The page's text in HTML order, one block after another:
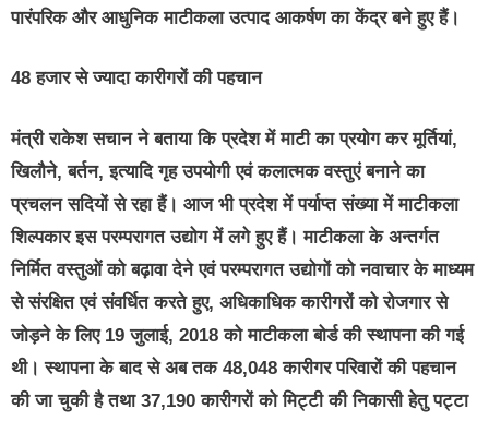
पारंपरिक और आधुनिक माटीकला उत्पाद आकर्षण का केंद्र बने हुए हैं।
48 हजार से ज्यादा कारीगरों की पहचान
मंत्री राकेश सचान ने बताया कि प्रदेश में माटी का प्रयोग कर मूर्तियां,
खिलौने, बर्तन, इत्यादि गृह उपयोगी एवं कलात्मक वस्तुएं बनाने का
प्रचलन सदियों से रहा हैं। आज भी प्रदेश में पर्याप्त संख्या में माटीकला
शिल्पकार इस परम्परागत उद्योग में लगे हुए हैं। माटीकला के अन्तर्गत
निर्मित वस्तुओं को बढ़ावा देने एवं परम्परागत उद्योगों को नवाचार के माध्यम
से संरक्षित एवं संवर्धित करते हुए, अधिकाधिक कारीगरों को रोजगार से
जोड़ने के लिए 19 जुलाई, 2018 को माटीकला बोर्ड की स्थापना की गई
थी। स्थापना के बाद से अब तक 48,048 कारीगर परिवारों की पहचान
की जा चुकी है तथा 37,190 कारीगरों को मिट्टी की निकासी हेतु पट्टा